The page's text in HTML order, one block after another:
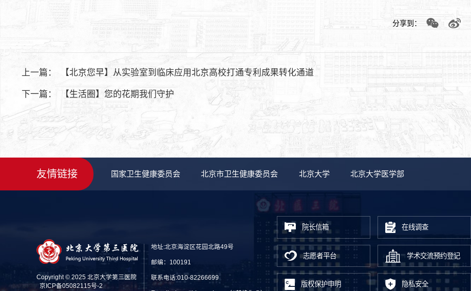
分享到：
上一篇： 【北京您早】从实验室到临床应用北京高校打通专利成果转化通道
下一篇： 【生活圈】您的花期我们守护
友情链接 国家卫生健康委员会 北京市卫生健康委员会 北京大学 北京大学医学部
Copyright © 2025 北京大学第三医院
京ICP备05082115号-2
地址:北京海淀区花园北路49号
邮编：100191
联系电话:010-82266699
院长信箱 在线调查
志愿者平台 学术交流预约登记
版权保护申明 隐私安全